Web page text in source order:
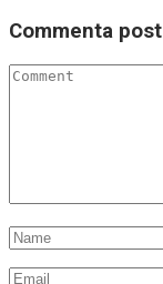
Commenta post